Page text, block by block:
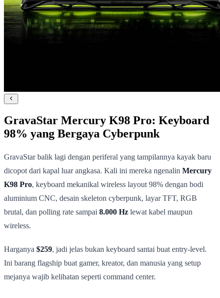
GravaStar Mercury K98 Pro: Keyboard
98% yang Bergaya Cyberpunk
GravaStar balik lagi dengan periferal yang tampilannya kayak baru
dicopot dari kapal luar angkasa. Kali ini mereka ngenalin Mercury
K98 Pro, keyboard mekanikal wireless layout 98% dengan bodi
aluminium CNC, desain skeleton cyberpunk, layar TFT, RGB
brutal, dan polling rate sampai 8.000 Hz lewat kabel maupun
wireless.
Harganya $259, jadi jelas bukan keyboard santai buat entry-level.
Ini barang flagship buat gamer, kreator, dan manusia yang setup
mejanya wajib kelihatan seperti command center.